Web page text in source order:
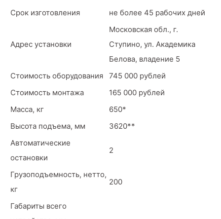
Срок изготовления
не более 45 рабочих дней
Адрес установки
Московская обл., г.
Ступино, ул. Академика
Белова, владение 5
Стоимость оборудования
745 000 рублей
Стоимость монтажа
165 000 рублей
Масса, кг
650*
Высота подъема, мм
3620**
Автоматические
остановки
2
Грузоподъемность, нетто,
кг
200
Габариты всего